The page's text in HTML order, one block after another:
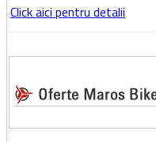
Click aici pentru detalii